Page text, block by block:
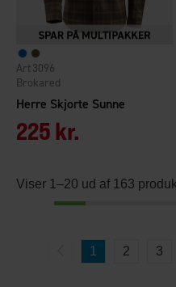
Herre Skjorte Sunne
Brokared
3096
225 kr.
Viser 1–20 ud af 163
1 2 3